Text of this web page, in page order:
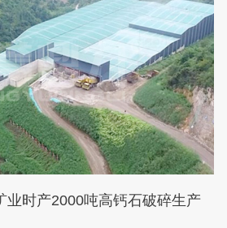
业时产2000吨高钙石破碎生产